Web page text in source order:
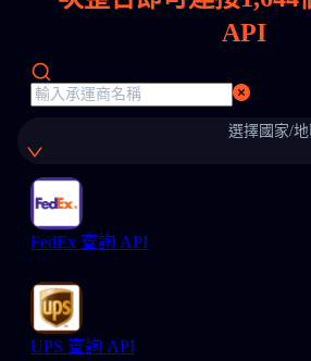
API
選擇國家/地
FedEx 查詢 API
UPS 查詢 API